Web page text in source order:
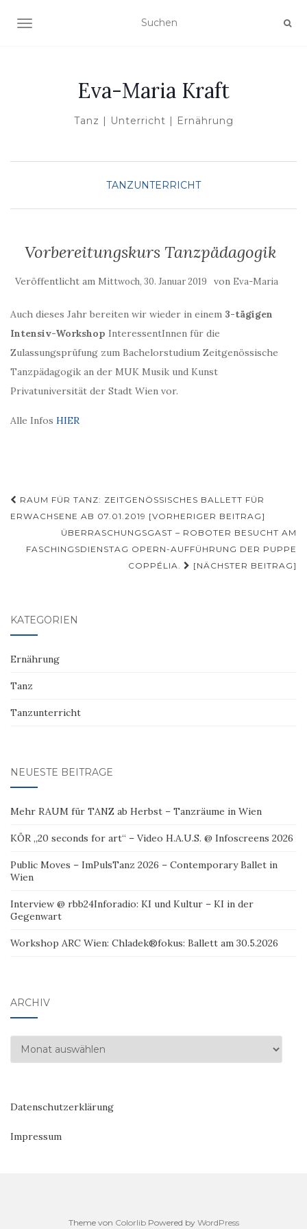
NAVIGATION UMSCHALTEN
Eva-Maria Kraft
Tanz | Unterricht | Ernährung
TANZUNTERRICHT
Vorbereitungskurs Tanzpädagogik
Veröffentlicht am Mittwoch, 30. Januar 2019 von Eva-Maria
Auch dieses Jahr bereiten wir wieder in einem 3-tägigen
Intensiv-Workshop InteressentInnen für die
Zulassungsprüfung zum Bachelorstudium Zeitgenössische
Tanzpädagogik an der MUK Musik und Kunst
Privatuniversität der Stadt Wien vor.
Alle Infos HIER
Beitragsnavigation
RAUM FÜR TANZ: ZEITGENÖSSISCHES BALLETT FÜR
ERWACHSENE AB 07.01.2019 [VORHERIGER BEITRAG]
ÜBERRASCHUNGSGAST – ROBOTER BESUCHT AM
FASCHINGSDIENSTAG OPERN-AUFFÜHRUNG DER PUPPE
COPPÉLIA.
[NÄCHSTER BEITRAG]
KATEGORIEN
Ernährung
Tanz
Tanzunterricht
NEUESTE BEITRÄGE
Mehr RAUM für TANZ ab Herbst – Tanzräume in Wien
KÖR „20 seconds for art“ – Video H.A.U.S. @ Infoscreens 2026
Public Moves – ImPulsTanz 2026 – Contemporary Ballet in
Wien
Interview @ rbb24Inforadio: KI und Kultur – KI in der
Gegenwart
Workshop ARC Wien: Chladek®fokus: Ballett am 30.5.2026
ARCHIV
Archiv
Datenschutzerklärung
Impressum
Theme von ColorlibPowered by WordPress